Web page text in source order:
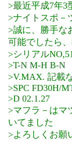
>最近平成7年3
>ナイトスポ－
>誠に、勝手な
可能でしたら
>シリアル
>T-N M-H B-N
>V.MAX. 記載
>SPC FD30H/
>D 02.1.27
>マフラ－はマ
いてました
>よろしくお願